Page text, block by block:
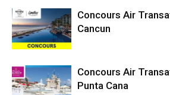
Concours Air
Cancun
Concours Air
Punta Cana